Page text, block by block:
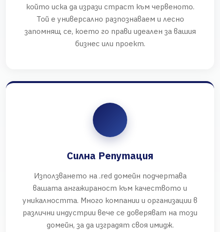
който иска да изрази страст към червеното.
Той е универсално разпознаваем и лесно
запомнящ се, което го прави идеален за вашия
бизнес или проект.
Силна Репутация
Използването на .red домейн подчертава
вашата ангажираност към качеството и
уникалността. Много компании и организации в
различни индустрии вече се доверяват на този
домейн, за да изградят своя имидж.